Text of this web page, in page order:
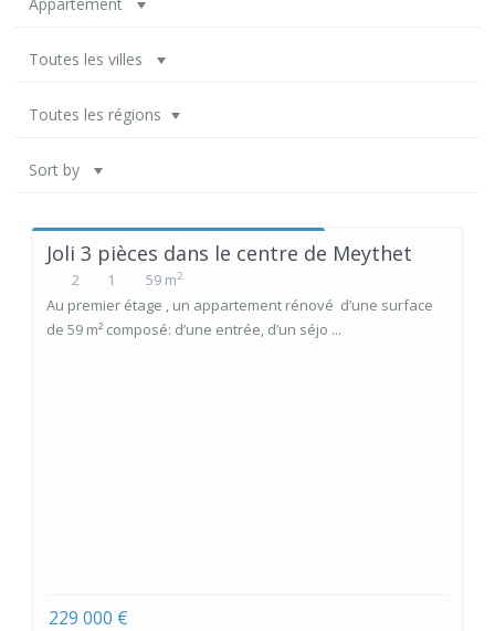
Toutes les villes
Toutes les régions
Sort by
Joli 3 pièces dans le centre de Meythet
2 1 59 m2
Au premier étage , un appartement rénové d’une surface
de 59 m² composé: d’une entrée, d’un séjo ...
229 000 €